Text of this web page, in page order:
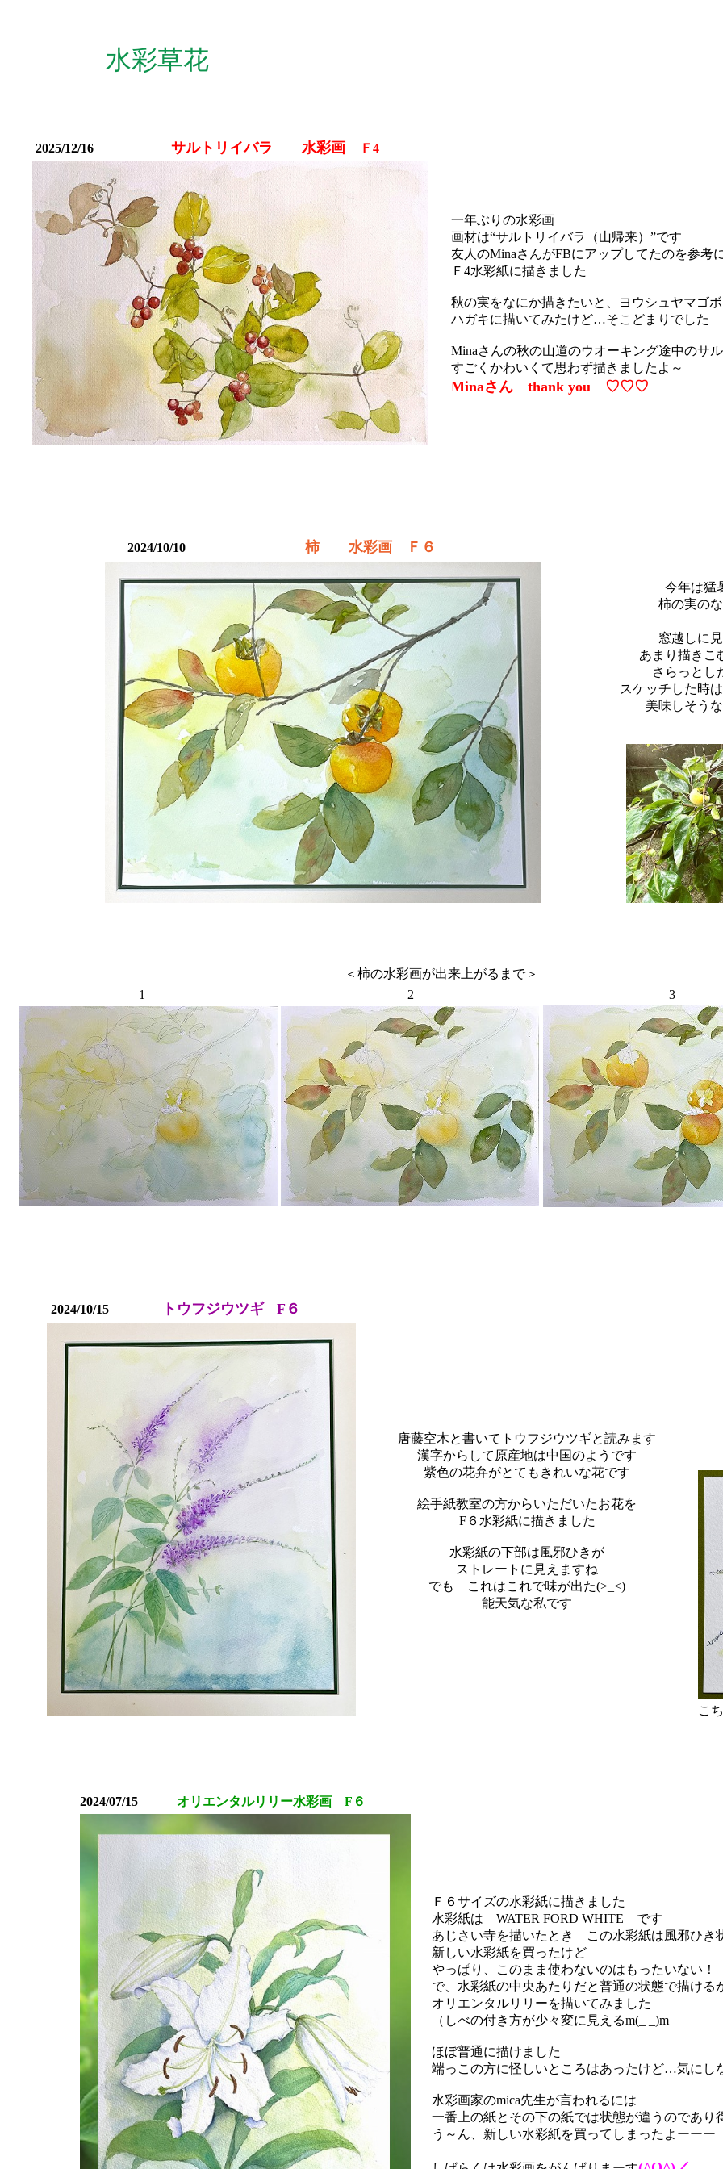
水彩草花
2025/12/16 サルトリイバラ 水彩画 Ｆ4
一年ぶりの水彩画
画材は“サルトリイバラ（山帰来）”です
友人のMinaさんがFBにアップしてたのを参考
Ｆ4水彩紙に描きました
秋の実をなにか描きたいと、ヨウシュヤマゴ
ハガキに描いてみたけど…そこどまりでした
Minaさんの秋の山道のウオーキング途中のサ
すごくかわいくて思わず描きましたよ～
Minaさん thank you ♡♡♡
2024/10/10 柿 水彩画 Ｆ６
今年は猛
柿の実の
窓越しに
あまり描きこ
さらっとし
スケッチした時
美味しそう
＜柿の水彩画が出来上がるまで＞
1
2 3
2024/10/15 トウフジウツギ F６
唐藤空木と書いてトウフジウツギと読みます
漢字からして原産地は中国のようです
紫色の花弁がとてもきれいな花です
絵手紙教室の方からいただいたお花を
F６水彩紙に描きました
水彩紙の下部は風邪ひきが
ストレートに見えますね
でも これはこれで味が出た(>_<)
能天気な私です
こ
2024/07/15 オリエンタルリリー水彩画 F６
Ｆ６サイズの水彩紙に描きました
水彩紙は WATER FORD WHITE です
あじさい寺を描いたとき この水彩紙は風邪ひき
新しい水彩紙を買ったけど
やっぱり、このまま使わないのはもったいない！
で、水彩紙の中央あたりだと普通の状態で描ける
オリエンタルリリーを描いてみました
（しべの付き方が少々変に見えるm(_ _)m
ほぼ普通に描けました
端っこの方に怪しいところはあったけど…気にし
水彩画家のmica先生が言われるには
一番上の紙とその下の紙では状態が違うのであり
う～ん、新しい水彩紙を買ってしまったよーーー